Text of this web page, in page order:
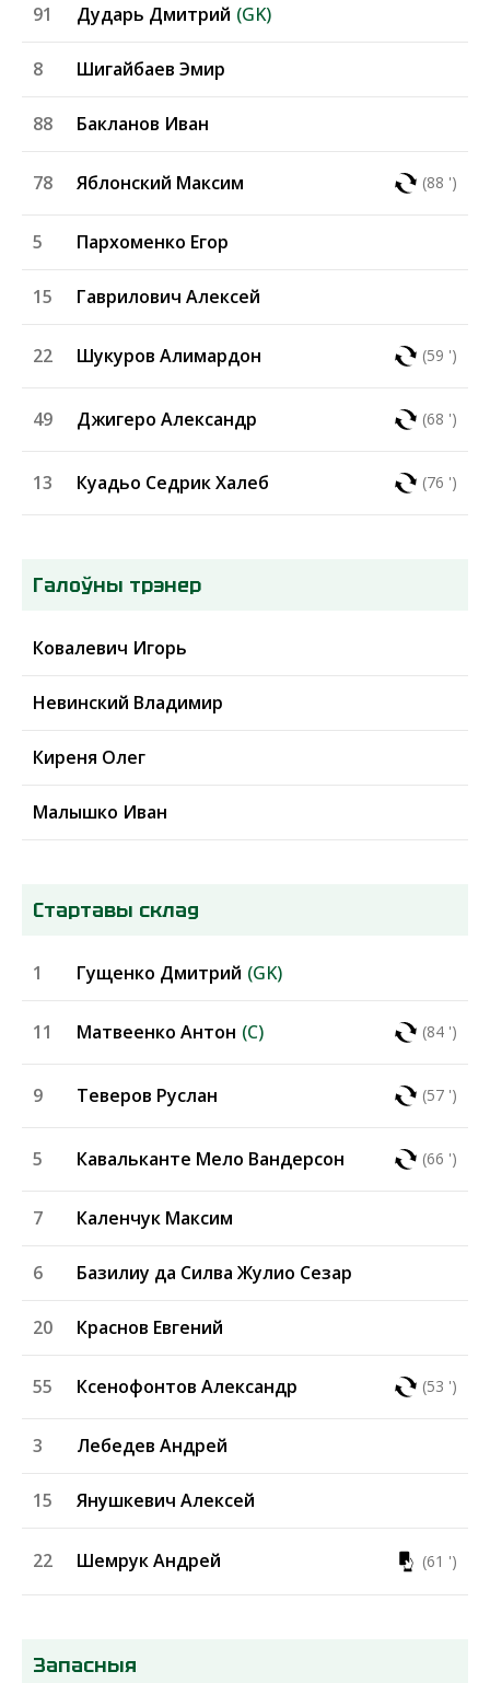
(GK)
Дударь Дмитрий
91
Шигайбаев Эмир
8
Бакланов Иван
88
(88 ')
Яблонский Максим
78
Пархоменко Егор
5
Гаврилович Алексей
15
(59 ')
Шукуров Алимардон
22
(68 ')
Джигеро Александр
49
(76 ')
Куадьо Седрик Халеб
13
Галоўны трэнер
Ковалевич Игорь
Невинский Владимир
Киреня Олег
Малышко Иван
Стартавы склад
(GK)
Гущенко Дмитрий
1
(84 ')
(C)
Матвеенко Антон
11
(57 ')
Теверов Руслан
9
(66 ')
Кавальканте Мело Вандерсон
5
Каленчук Максим
7
Базилиу да Силва Жулио Сезар
6
Краснов Евгений
20
(53 ')
Ксенофонтов Александр
55
Лебедев Андрей
3
Янушкевич Алексей
15
(61 ')
Шемрук Андрей
22
Запасныя